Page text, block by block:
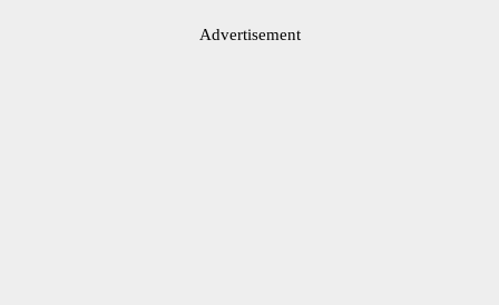
Advertisement